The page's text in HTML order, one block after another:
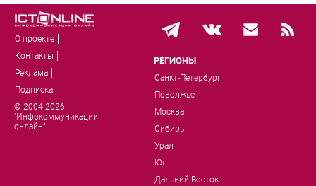
О проекте
Контакты
Реклама
Подписка
© 2004-2026
"Инфокоммуникации
онлайн"
РЕГИОНЫ
Санкт-Петербург
Поволжье
Москва
Сибирь
Урал
Юг
Дальний Восток